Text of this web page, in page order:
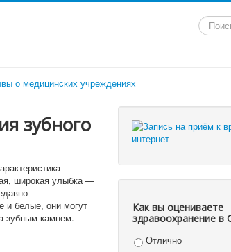
о медицинских учреждениях
зубного
широкая улыбка —
и белые, они могут
зубным камнем.
Как вы оцениваете
здравоохранение в
Отлично